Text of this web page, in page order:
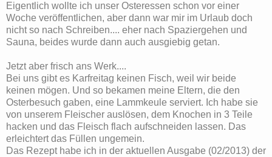
Eigentlich wollte ich unser Osteressen schon vor einer
Woche veröffentlichen, aber dann war mir im Urlaub doch
nicht so nach Schreiben.... eher nach Spaziergehen und
Sauna, beides wurde dann auch ausgiebig getan.
Jetzt aber frisch ans Werk....
Bei uns gibt es Karfreitag keinen Fisch, weil wir beide
keinen mögen. Und so bekamen meine Eltern, die den
Osterbesuch gaben, eine Lammkeule serviert. Ich habe sie
von unserem Fleischer auslösen, dem Knochen in 3 Teile
hacken und das Fleisch flach aufschneiden lassen. Das
erleichtert das Füllen ungemein.
Das Rezept habe ich in der aktuellen Ausgabe (02/2013) der